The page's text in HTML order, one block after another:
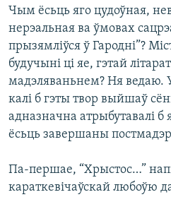
Чым ёсьць яго цудоўная,
нерэальная ва ўмовах
прызямліўся ў Гародні”?
будучыні ці яе, гэтай
мадэляваньнем? Ня
калі б гэты твор выйшаў
адназначна атрыбутавалі б
ёсьць завершаны
Па-першае, “Хрыстос…”
караткевічаўскай любоўю